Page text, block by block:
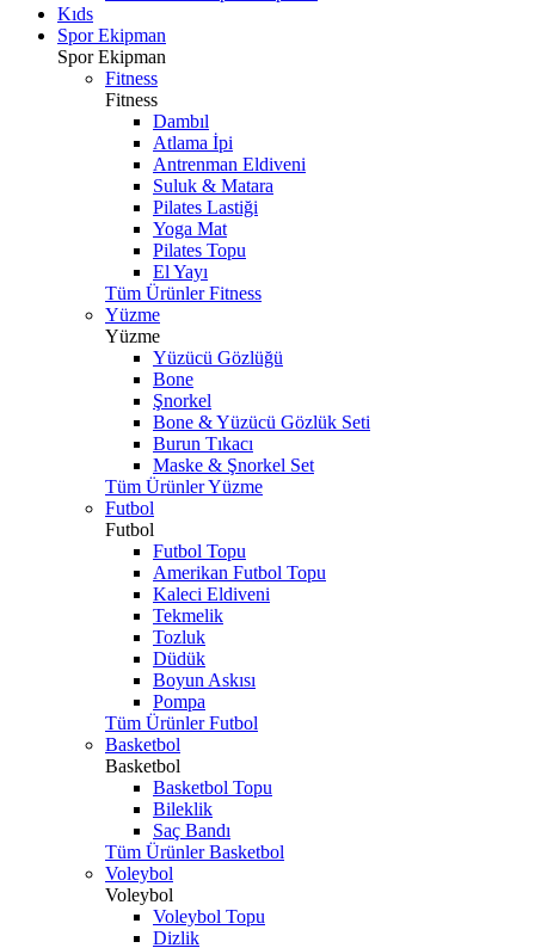
Kıds
Spor Ekipman
Spor Ekipman
Fitness
Fitness
Dambıl
Atlama İpi
Antrenman Eldiveni
Suluk & Matara
Pilates Lastiği
Yoga Mat
Pilates Topu
El Yayı
Tüm Ürünler Fitness
Yüzme
Yüzme
Yüzücü Gözlüğü
Bone
Şnorkel
Bone & Yüzücü Gözlük Seti
Burun Tıkacı
Maske & Şnorkel Set
Tüm Ürünler Yüzme
Futbol
Futbol
Futbol Topu
Amerikan Futbol Topu
Kaleci Eldiveni
Tekmelik
Tozluk
Düdük
Boyun Askısı
Pompa
Tüm Ürünler Futbol
Basketbol
Basketbol
Basketbol Topu
Bileklik
Saç Bandı
Tüm Ürünler Basketbol
Voleybol
Voleybol
Voleybol Topu
Dizlik